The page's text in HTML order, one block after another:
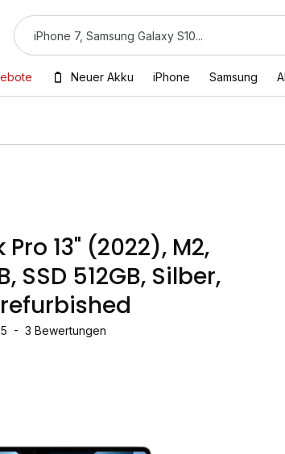
Neuer Akku iPhone Samsung
13" (2022), M2,
SSD 512GB, Silber,
refurbished
5 - 3 Bewertungen